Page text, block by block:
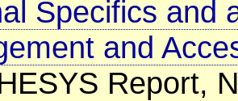
Specifics and
and
Report,